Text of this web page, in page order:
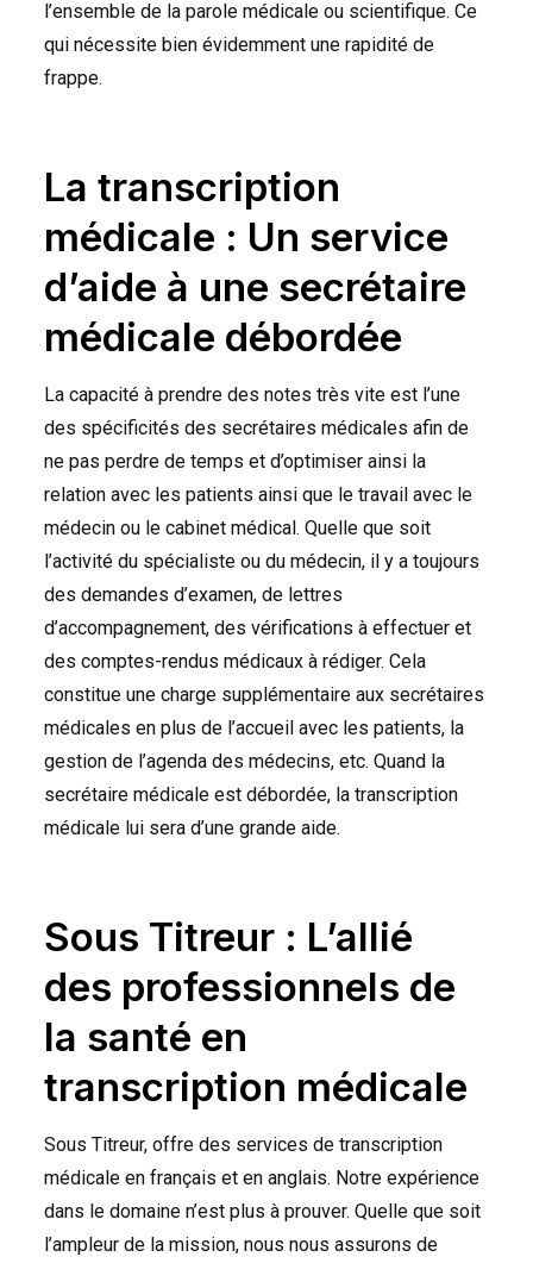
l’ensemble de la parole médicale ou scientifique. Ce
qui nécessite bien évidemment une rapidité de
frappe.
La transcription
médicale : Un service
d’aide à une secrétaire
médicale débordée
La capacité à prendre des notes très vite est l’une
des spécificités des secrétaires médicales afin de
ne pas perdre de temps et d’optimiser ainsi la
relation avec les patients ainsi que le travail avec le
médecin ou le cabinet médical. Quelle que soit
l’activité du spécialiste ou du médecin, il y a toujours
des demandes d’examen, de lettres
d’accompagnement, des vérifications à effectuer et
des comptes-rendus médicaux à rédiger. Cela
constitue une charge supplémentaire aux secrétaires
médicales en plus de l’accueil avec les patients, la
gestion de l’agenda des médecins, etc. Quand la
secrétaire médicale est débordée, la transcription
médicale lui sera d’une grande aide.
Sous Titreur : L’allié
des professionnels de
la santé en
transcription médicale
Sous Titreur, offre des services de transcription
médicale en français et en anglais. Notre expérience
dans le domaine n’est plus à prouver. Quelle que soit
l’ampleur de la mission, nous nous assurons de